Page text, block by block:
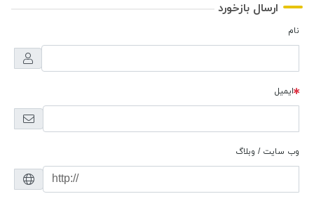
ارسال بازخورد
نام
ایمیل
وب سایت / وبلاگ